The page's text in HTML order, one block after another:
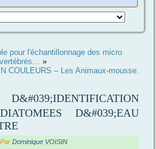
pour l'échantillonnage des micro
»
COULEURS – Les Animaux-mousse.
D&#039;EAU
Par Dominique VOISIN